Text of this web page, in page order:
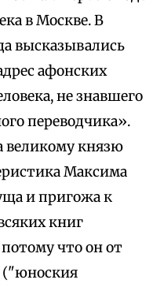
в Москве. В
высказывались
афонских
не знавшего
переводчика».
великому князю
Максима
и пригожа к
книг
что он от
("юноския